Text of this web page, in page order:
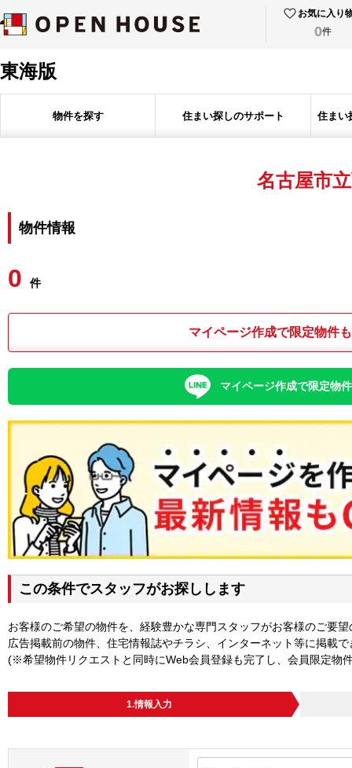
お気に入り
0件
東海版
物件を探す 住まい探しのサポート 住まい
名古屋市
物件情報
0 件
マイページ作成で限定物件
マイページ作成で限定物
この条件でスタッフがお探しします
お客様のご希望の物件を、経験豊かな専門スタッフがお客様のご要望
広告掲載前の物件、住宅情報誌やチラシ、インターネット等に掲載
(※希望物件リクエストと同時にWeb会員登録も完了し、会員限定物
1.情報入力